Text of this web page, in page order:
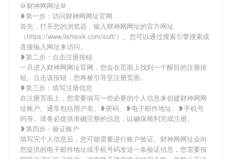
🥁财神网网址🥁
❥第一步：访问财神网网址官网
首先，打开您的浏览器，输入财神网网址的官方网址
（https://www.lishisxk.com/soft/）。您可以通过搜索引擎搜索或
直接输入网址来访问。
❥第二步：点击注册按钮
一旦进入财神网网址官网，您会在页面上找到一个醒目的注册按
钮。点击该按钮，您将被引导至注册页面。
❥第三步：填写注册信息
在注册页面上，您需要填写一些必要的个人信息来创建财神网网
址账户。通常包括用户名、❥密码、❥电子邮件地址、❥手机号
码等。请务必提供准确完整的信息，以确保顺利完成注册。
❥第四步：验证账户
填写完个人信息后，您可能需要进行账户验证。财神网网址会向
您提供的电子邮件地址或手机号码发送一条验证信息，您需要按